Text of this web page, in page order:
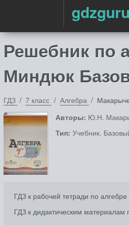
Решебник по
Миндюк
ГДЗ 7 класс Алгебра
Авторы: Ю.Н.
Тип: Учебник.
ГДЗ к рабочей тетради по
ГДЗ к дидактическим